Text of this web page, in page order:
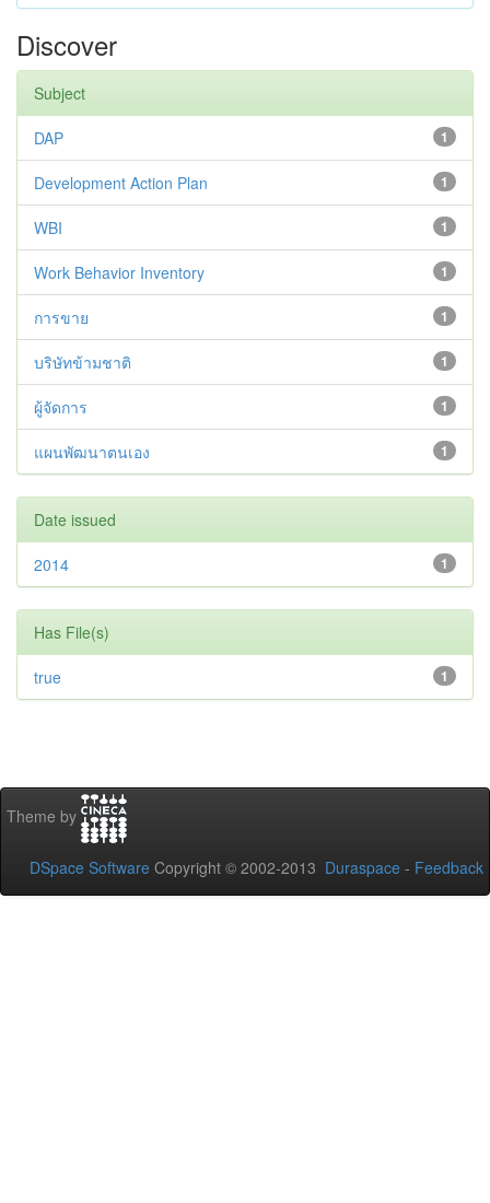
Discover
Subject
1
DAP
1
Development Action Plan
1
WBI
1
Work Behavior Inventory
1
การขาย
1
บริษัทข้ามชาติ
1
ผู้จัดการ
1
แผนพัฒนาตนเอง
Date issued
1
2014
Has File(s)
1
true
Theme by
DSpace Software Copyright © 2002-2013 Duraspace - Feedback